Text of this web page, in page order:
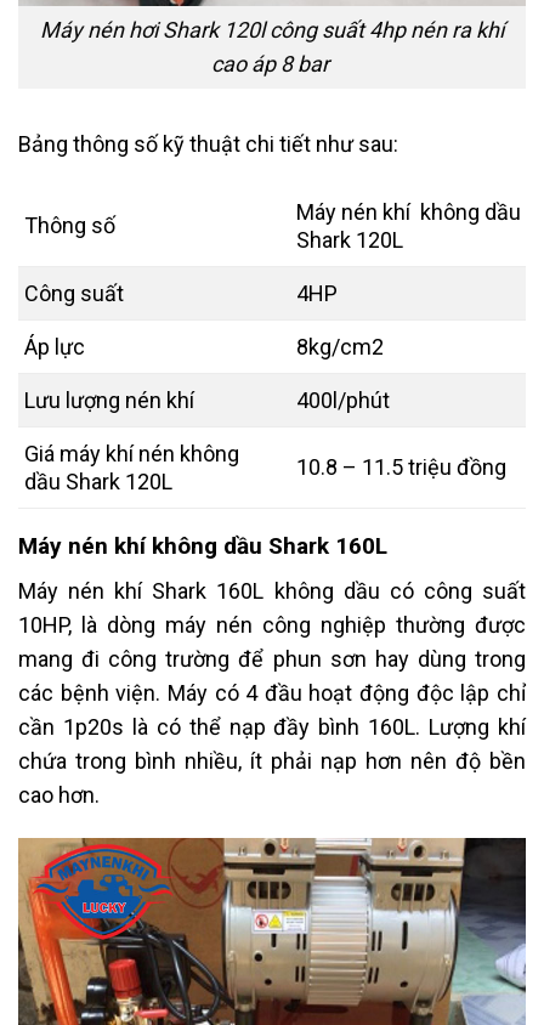
Máy nén hơi Shark 120l công suất 4hp nén ra khí
cao áp 8 bar
Bảng thông số kỹ thuật chi tiết như sau:
Thông số
Máy nén khí không dầu
Shark 120L
Công suất 4HP
Áp lực 8kg/cm2
Lưu lượng nén khí 400l/phút
Giá máy khí nén không
dầu Shark 120L
10.8 – 11.5 triệu đồng
Máy nén khí không dầu Shark 160L
Máy nén khí Shark 160L không dầu có công suất
10HP, là dòng máy nén công nghiệp thường được
mang đi công trường để phun sơn hay dùng trong
các bệnh viện. Máy có 4 đầu hoạt động độc lập chỉ
cần 1p20s là có thể nạp đầy bình 160L. Lượng khí
chứa trong bình nhiều, ít phải nạp hơn nên độ bền
cao hơn.